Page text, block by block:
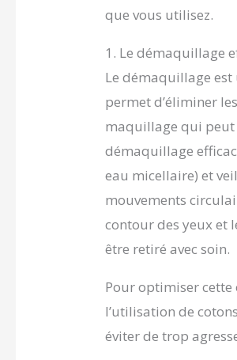
que vous utilisez.
1. Le démaquillage
Le démaquillage est
permet d’éliminer
maquillage qui peut
démaquillage
eau micellaire) et
mouvements
contour des yeux et
être retiré avec soin.
Pour optimiser cette
l’utilisation de
éviter de trop